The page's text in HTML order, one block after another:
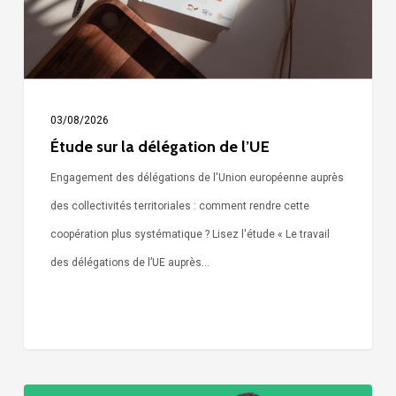
03/08/2026
Étude sur la délégation de l’UE
Engagement des délégations de l'Union européenne auprès
des collectivités territoriales : comment rendre cette
coopération plus systématique ? Lisez l'étude « Le travail
des délégations de l’UE auprès…